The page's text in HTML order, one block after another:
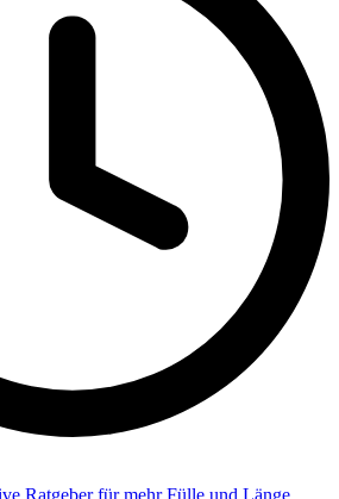
Ratgeber für mehr Fülle und Länge